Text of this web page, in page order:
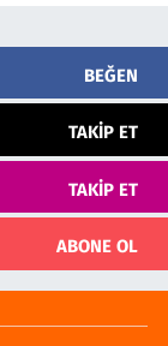
BEĞEN
TAKIP ET
TAKIP ET
ABONE OL